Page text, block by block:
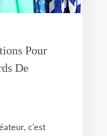
Pour
De
c’est